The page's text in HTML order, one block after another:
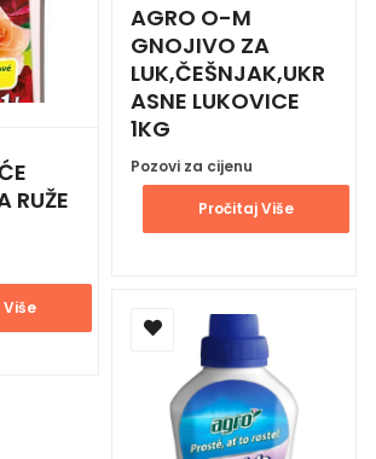
RUŽE
AGRO O-M
GNOJIVO ZA
LUK,ČEŠNJAK,UKR
ASNE LUKOVICE
1KG
Pozovi za cijenu
Pročitaj Više